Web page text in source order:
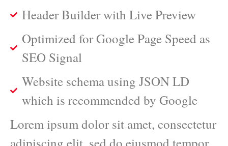
Header Builder with Live Preview
Optimized for Google Page Speed as
SEO Signal
Website schema using JSON LD
which is recommended by Google
Lorem ipsum dolor sit amet, consectetur